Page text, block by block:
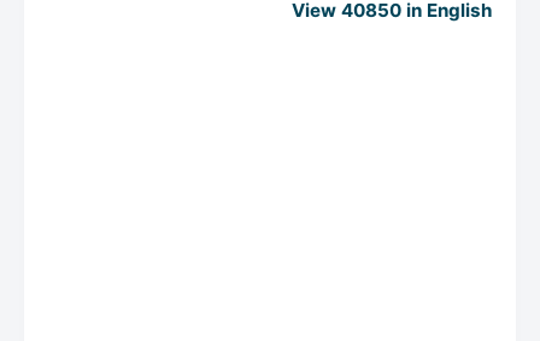
View 40850 in English